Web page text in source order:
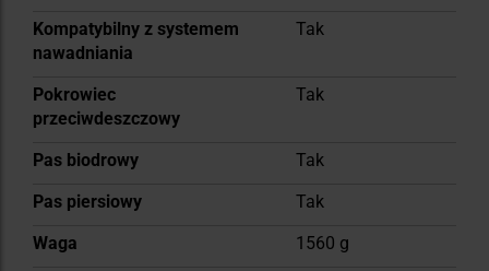
Kompatybilny z systemem
nawadniania
Tak
Pokrowiec
przeciwdeszczowy
Tak
Pas biodrowy
Tak
Pas piersiowy
Tak
Waga
1560 g